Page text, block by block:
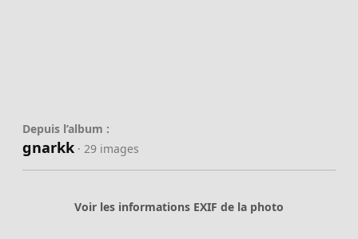
Depuis l’album :
gnarkk · 29 images
Voir les informations EXIF de la photo